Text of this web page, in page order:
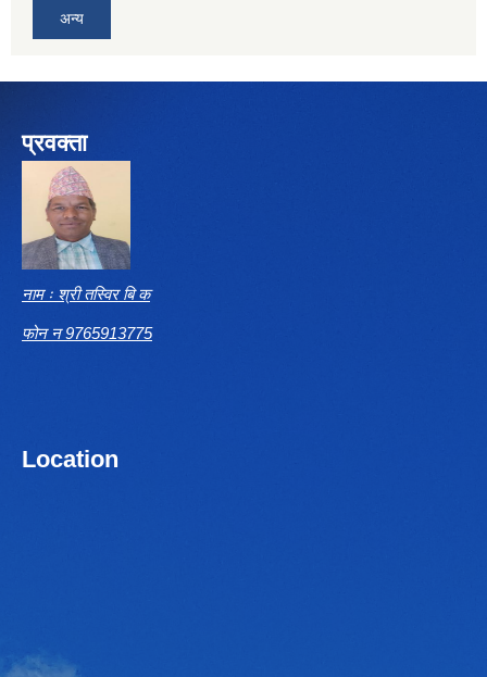
अन्य
प्रवक्ता
नाम ः श्री तस्विर बि क
फोन न 9765913775
Location